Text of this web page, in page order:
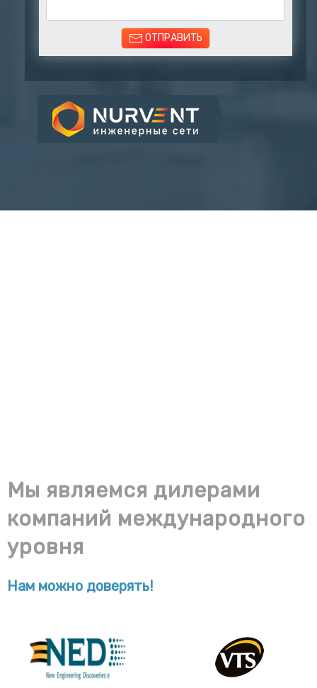
ОТПРАВИТЬ
Мы являемся дилерами
компаний международного
уровня
Нам можно доверять!